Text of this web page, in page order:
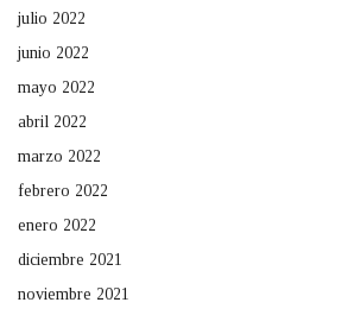
julio 2022
junio 2022
mayo 2022
abril 2022
marzo 2022
febrero 2022
enero 2022
diciembre 2021
noviembre 2021